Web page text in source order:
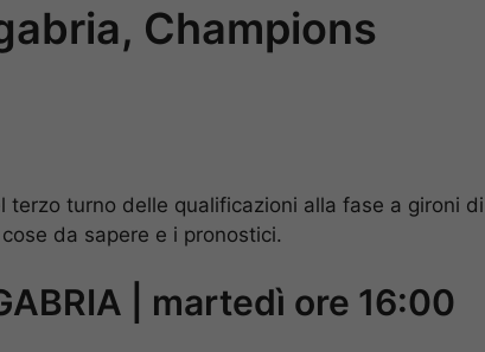
Champions
turno delle qualificazioni alla fase a gironi di
da sapere e i pronostici.
| martedì ore 16:00